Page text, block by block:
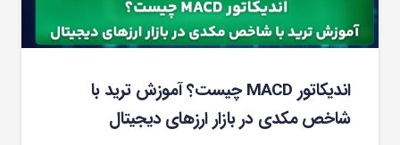
اندیکاتور MACD چیست؟ آموزش ترید با
شاخص مکدی در بازار ارزهای دیجیتال